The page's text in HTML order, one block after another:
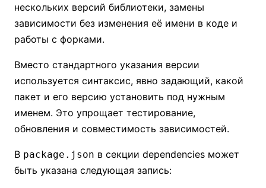
нескольких версий библиотеки, замены
зависимости без изменения её имени в коде и
работы с форками.
Вместо стандартного указания версии
используется синтаксис, явно задающий, какой
пакет и его версию установить под нужным
именем. Это упрощает тестирование,
обновления и совместимость зависимостей.
В package.json в секции dependencies может
быть указана следующая запись: